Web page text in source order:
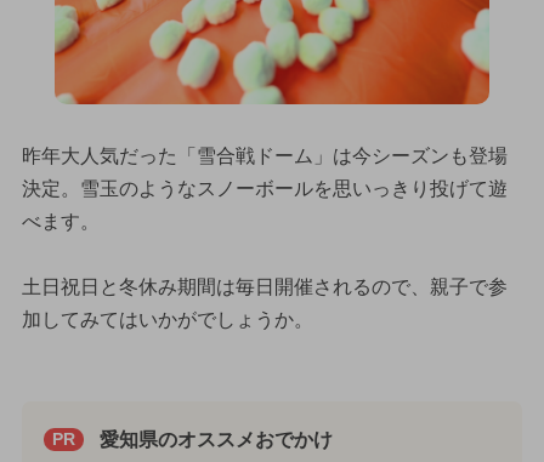
昨年大人気だった「雪合戦ドーム」は今シーズンも登場
決定。雪玉のようなスノーボールを思いっきり投げて遊
べます。
土日祝日と冬休み期間は毎日開催されるので、親子で参
加してみてはいかがでしょうか。
PR 愛知県のオススメおでかけ